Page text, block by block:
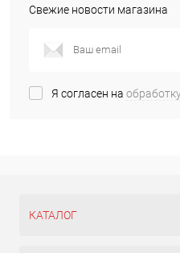
Свежие новости магазина
Я согласен на
КАТАЛОГ